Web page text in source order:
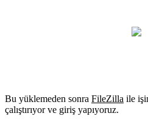
Bu yüklemeden sonra FileZilla ile
çalıştırıyor ve giriş yapıyoruz.